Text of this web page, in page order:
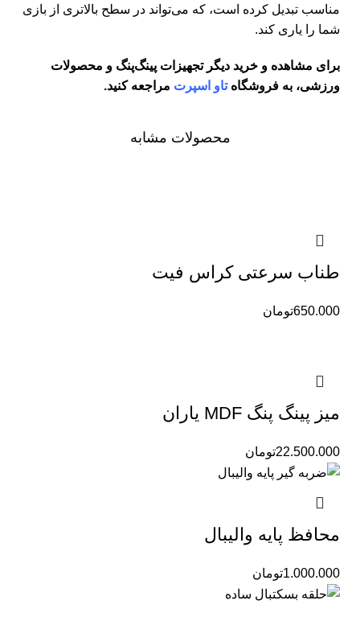
مناسب تبدیل کرده است، که می‌تواند در سطح بالاتری از بازی
شما را یاری کند.
برای مشاهده و خرید دیگر تجهیزات پینگ‌پنگ و محصولات
ورزشی، به فروشگاهتاو اسپرت مراجعه کنید.
محصولات مشابه
طناب سرعتی کراس فیت
تومان650.000
میز پینگ پنگ MDF یاران
تومان22.500.000
محافظ پایه والیبال
تومان1.000.000